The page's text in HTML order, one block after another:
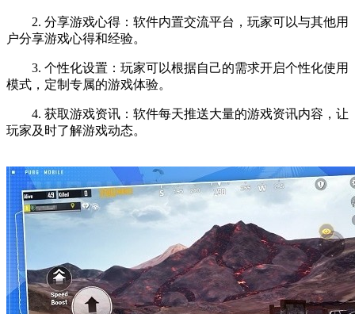
2. 分享游戏心得：软件内置交流平台，玩家可以与其他用
户分享游戏心得和经验。
3. 个性化设置：玩家可以根据自己的需求开启个性化使用
模式，定制专属的游戏体验。
4. 获取游戏资讯：软件每天推送大量的游戏资讯内容，让
玩家及时了解游戏动态。